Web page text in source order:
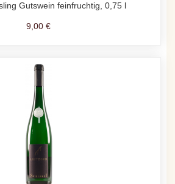
Gutswein feinfruchtig, 0,75 l
9,00 €